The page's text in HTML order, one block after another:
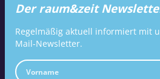
Der raum&zeit
Regelmäßig aktuell informiert mit
Mail-Newsletter.